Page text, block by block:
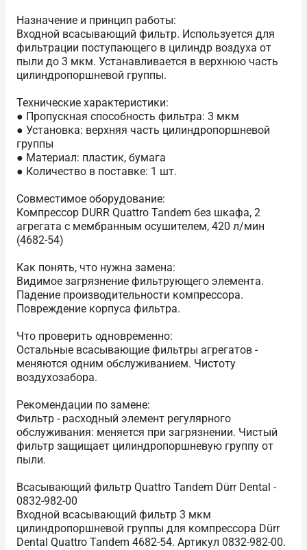
Назначение и принцип работы:
Входной всасывающий фильтр. Используется для
фильтрации поступающего в цилиндр воздуха от
пыли до 3 мкм. Устанавливается в верхнюю часть
цилиндропоршневой группы.
Технические характеристики:
● Пропускная способность фильтра: 3 мкм
● Установка: верхняя часть цилиндропоршневой
группы
● Материал: пластик, бумага
● Количество в поставке: 1 шт.
Совместимое оборудование:
Компрессор DURR Quattro Tandem без шкафа, 2
агрегата с мембранным осушителем, 420 л/мин
(4682-54)
Как понять, что нужна замена:
Видимое загрязнение фильтрующего элемента.
Падение производительности компрессора.
Повреждение корпуса фильтра.
Что проверить одновременно:
Остальные всасывающие фильтры агрегатов -
меняются одним обслуживанием. Чистоту
воздухозабора.
Рекомендации по замене:
Фильтр - расходный элемент регулярного
обслуживания: меняется при загрязнении. Чистый
фильтр защищает цилиндропоршневую группу от
пыли.
Всасывающий фильтр Quattro Tandem Dürr Dental -
0832-982-00
Входной всасывающий фильтр 3 мкм
цилиндропоршневой группы для компрессора Dürr
Dental Quattro Tandem 4682-54. Артикул 0832-982-00.